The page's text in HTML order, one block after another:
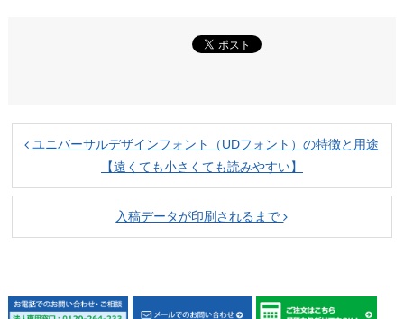
ユニバーサルデザインフォント（UDフォント）の特徴と用途
【遠くても小さくても読みやすい】
入稿データが印刷されるまで